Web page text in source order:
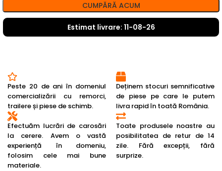
CUMPĂRĂ ACUM
Estimat livrare: 11-08-26
Peste 20 de ani în domeniul
comercializării cu remorci,
trailere și piese de schimb.
Efectuăm lucrări de carosări
la cerere. Avem o vastă
experiență în domeniu,
folosim cele mai bune
materiale.
Deținem stocuri semnificative
de piese pe care le putem
livra rapid în toată România.
Toate produsele noastre au
posibilitatea de retur de 14
zile. Fără excepții, fără
surprize.